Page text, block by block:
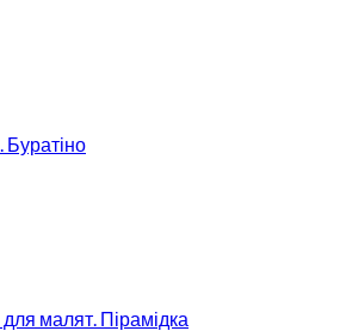
Буратіно
малят. Пірамідка